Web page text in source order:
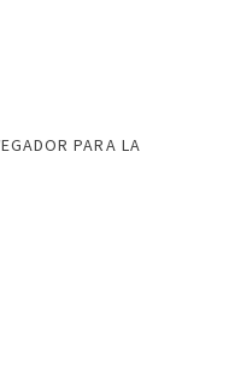
PARA LA